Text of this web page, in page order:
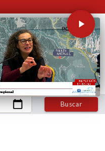
Buscar